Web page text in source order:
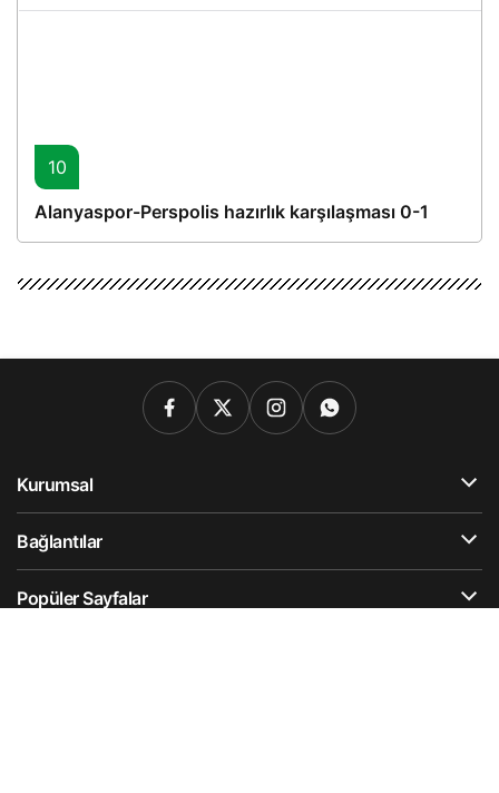
10
Alanyaspor-Perspolis hazırlık karşılaşması 0-1
Kurumsal
Bağlantılar
Popüler Sayfalar